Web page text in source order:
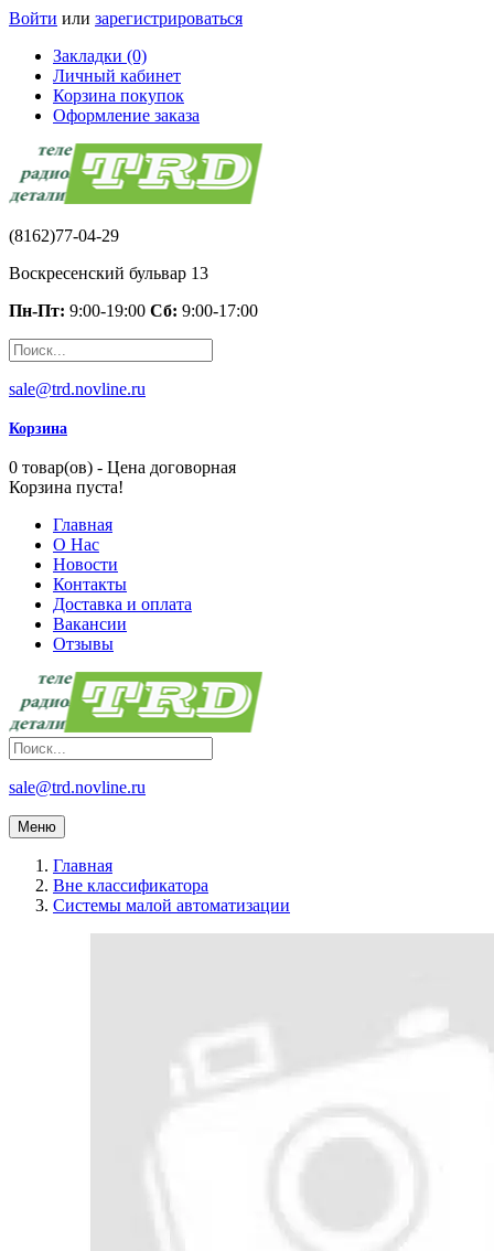
Войти или зарегистрироваться
Закладки (0)
Личный кабинет
Корзина покупок
Оформление заказа
(8162)77-04-29
Воскресенский бульвар 13
Пн-Пт: 9:00-19:00 Сб: 9:00-17:00
sale@trd.novline.ru
Корзина
0 товар(ов) - Цена договорная
Корзина пуста!
Главная
О Нас
Новости
Контакты
Доставка и оплата
Вакансии
Отзывы
sale@trd.novline.ru
Меню
Главная
Вне классификатора
Системы малой автоматизации